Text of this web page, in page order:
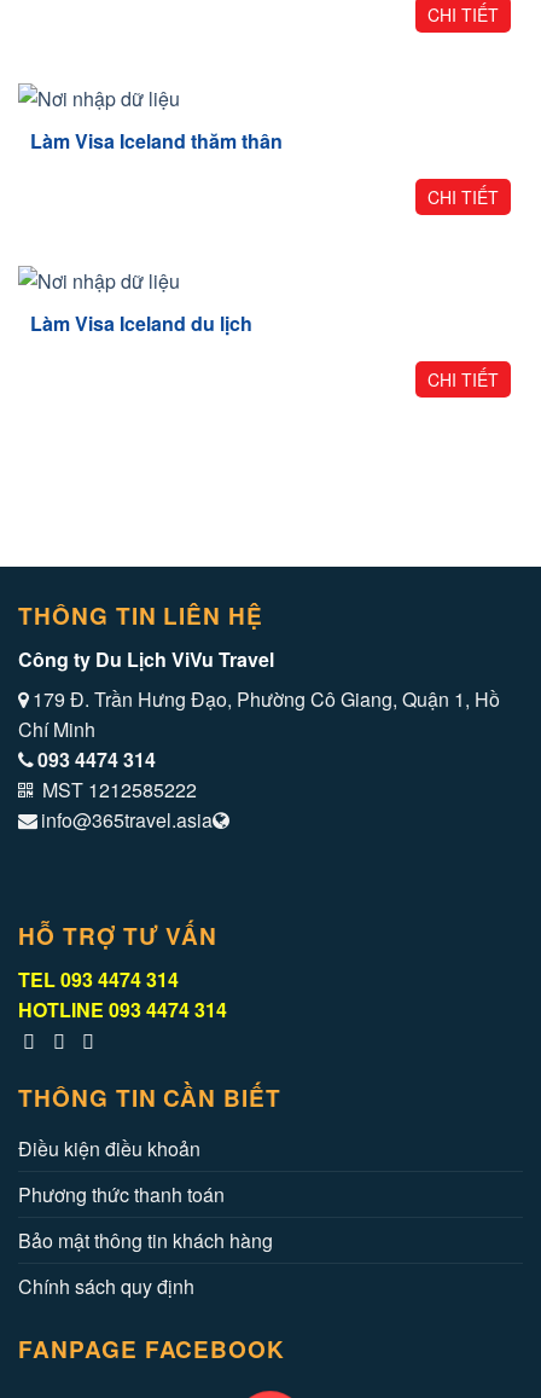
CHI TIẾT
Làm Visa Iceland thăm thân
CHI TIẾT
Làm Visa Iceland du lịch
CHI TIẾT
THÔNG TIN LIÊN HỆ
Công ty Du Lịch ViVu Travel
179 Đ. Trần Hưng Đạo, Phường Cô Giang, Quận 1, Hồ
Chí Minh
093 4474 314
MST 1212585222
info@365travel.asia
HỖ TRỢ TƯ VẤN
TEL093 4474 314
HOTLINE 093 4474 314
THÔNG TIN CẦN BIẾT
Điều kiện điều khoản
Phương thức thanh toán
Bảo mật thông tin khách hàng
Chính sách quy định
FANPAGE FACEBOOK